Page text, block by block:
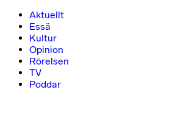
Aktuellt
Essä
Kultur
Opinion
Rörelsen
TV
Poddar